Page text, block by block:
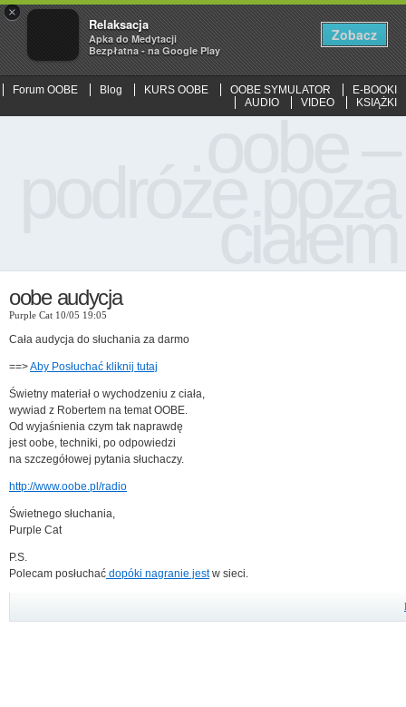
×
Relaksacja
Apka do Medytacji
Bezpłatna - na Google Play
Zobacz
Forum OOBE Blog KURS OOBE OOBE SYMULATOR
E-BOOKI
AUDIO
VIDEO KSIĄŻKI
oobe audycja
Purple Cat 10/05 19:05
Cała audycja do słuchania za darmo
==>Aby Posłuchać kliknij tutaj
Świetny materiał o wychodzeniu z ciała,
wywiad z Robertem na temat OOBE.
Od wyjaśnienia czym tak naprawdę
jest oobe, techniki, po odpowiedzi
na szczegółowej pytania słuchaczy.
http://www.oobe.pl/radio
Świetnego słuchania,
Purple Cat
P.S.
Polecam posłuchać dopóki nagranie jestw sieci.